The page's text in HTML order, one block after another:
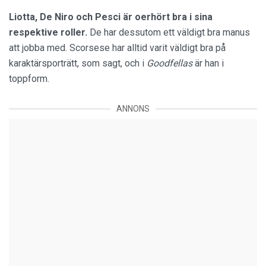
Liotta, De Niro och Pesci är oerhört bra i sina
respektive roller. De har dessutom ett väldigt bra manus
att jobba med. Scorsese har alltid varit väldigt bra på
karaktärsporträtt, som sagt, och i Goodfellasär han i
toppform.
ANNONS